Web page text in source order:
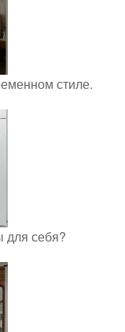
стиле.
для себя?